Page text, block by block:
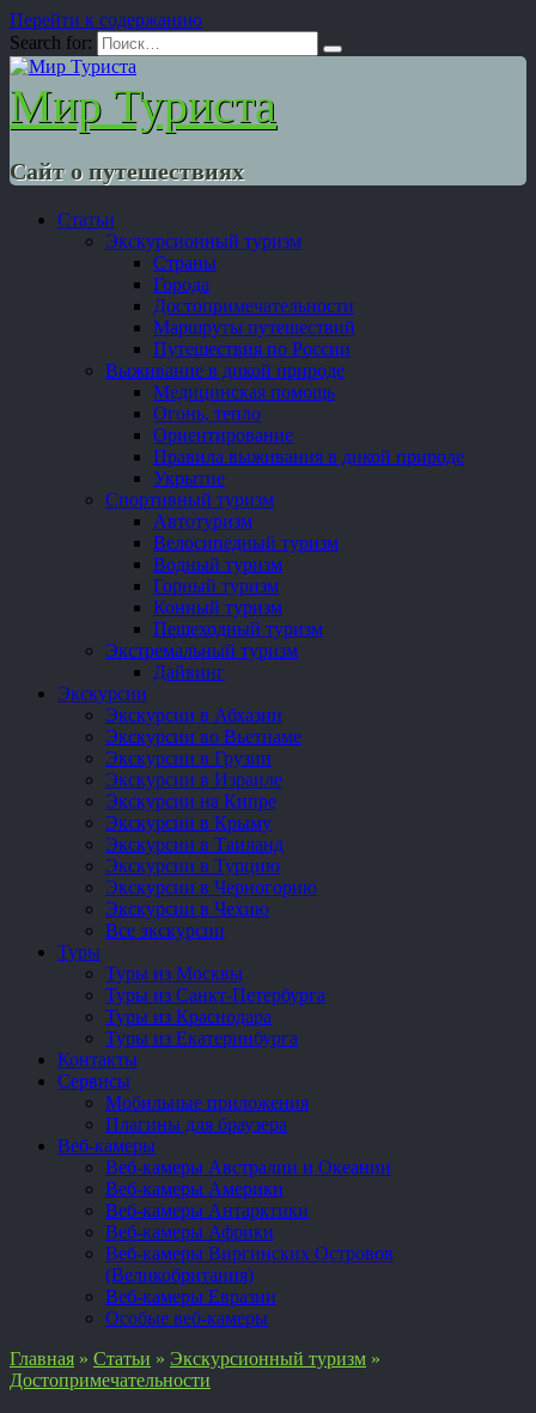
Перейти к содержанию
Search for:
Мир Туриста
Сайт о путешествиях
Статьи
Экскурсионный туризм
Страны
Города
Достопримечательности
Маршруты путешествий
Путешествия по России
Выживание в дикой природе
Медицинская помощь
Огонь, тепло
Ориентирование
Правила выживания в дикой природе
Укрытие
Спортивный туризм
Автотуризм
Велосипедный туризм
Водный туризм
Горный туризм
Конный туризм
Пешеходный туризм
Экстремальный туризм
Дайвинг
Экскурсии
Экскурсии в Абхазии
Экскурсии во Вьетнаме
Экскурсии в Грузии
Экскурсии в Израиле
Экскурсии на Кипре
Экскурсии в Крыму
Экскурсии в Таиланд
Экскурсии в Турцию
Экскурсии в Черногорию
Экскурсии в Чехию
Все экскурсии
Туры
Туры из Москвы
Туры из Санкт-Петербурга
Туры из Краснодара
Туры из Екатеринбурга
Контакты
Сервисы
Мобильные приложения
Плагины для браузера
Веб-камеры
Веб-камеры Австралии и Океании
Веб-камеры Америки
Веб-камеры Антарктики
Веб-камеры Африки
Веб-камеры Виргинских Островов
(Великобритания)
Веб-камеры Евразии
Особые веб-камеры
Главная » Статьи » Экскурсионный туризм »
Достопримечательности